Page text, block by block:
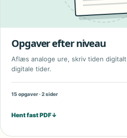
Opgaver efter niveau
Aflæs analoge ure, skriv tiden
digitale tider.
15 opgaver · 2 sider
Hent fast PDF↓